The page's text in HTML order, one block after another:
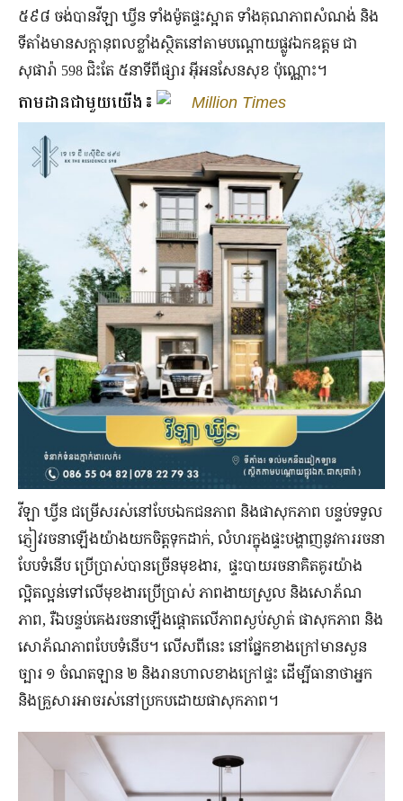
៥៩៨ ចង់បានវីឡា ឃ្វីន ទាំងម៉ូតផ្ទះស្អាត ទាំងគុណភាពសំណង់ និង
ទីតាំងមានសក្តានុពលខ្លាំងស្ថិតនៅតាមបណ្តោយផ្លូវឯកឧត្តម ជា
សុផារ៉ា 598 ជិះតែ ៥នាទីពីផ្សារ អ៊ីអនសែនសុខ ប៉ុណ្ណោះ។
តាមដានជាមួយយើង៖ Million Times
វីឡា ឃ្វីន ជម្រើសរស់នៅបែបឯកជនភាព និងផាសុកភាព បន្ទប់ទទួល
ភ្ញៀវរចនាឡើងយ៉ាងយកចិត្តទុកដាក់, លំហរក្នុងផ្ទះបង្ហាញនូវការរចនា
បែបទំនើប ប្រើប្រាស់បានច្រើនមុខងារ, ផ្ទះបាយរចនាគិតគូរយ៉ាង
ល្អិតល្អន់ទៅលើមុខងារប្រើប្រាស់ ភាពងាយស្រួល និងសោភ័ណ
ភាព, រឺឯបន្ទប់គេងរចនាឡើងផ្តោតលើភាពស្ងប់ស្ងាត់ ផាសុកភាព និង
សោភ័ណភាពបែបទំនើប។ លើសពីនេះ នៅផ្នែកខាងក្រៅមានសួន
ច្បារ ១ ចំណតឡាន ២ និងរានហាលខាងក្រៅផ្ទះ ដើម្បីធានាថាអ្នក
និងគ្រួសារអាចរស់នៅប្រកបដោយផាសុកភាព។